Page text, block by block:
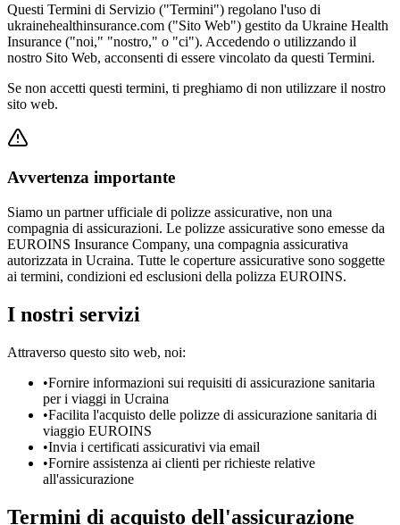
Questi Termini di Servizio ("Termini") regolano l'uso di
ukrainehealthinsurance.com ("Sito Web") gestito da Ukraine Health
Insurance ("noi," "nostro," o "ci"). Accedendo o utilizzando il
nostro Sito Web, acconsenti di essere vincolato da questi Termini.
Se non accetti questi termini, ti preghiamo di non utilizzare il nostro
sito web.
Avvertenza importante
Siamo un partner ufficiale di polizze assicurative, non una
compagnia di assicurazioni. Le polizze assicurative sono emesse da
EUROINS Insurance Company, una compagnia assicurativa
autorizzata in Ucraina. Tutte le coperture assicurative sono soggette
ai termini, condizioni ed esclusioni della polizza EUROINS.
I nostri servizi
Attraverso questo sito web, noi:
•Fornire informazioni sui requisiti di assicurazione sanitaria
per i viaggi in Ucraina
•Facilita l'acquisto delle polizze di assicurazione sanitaria di
viaggio EUROINS
•Invia i certificati assicurativi via email
•Fornire assistenza ai clienti per richieste relative
all'assicurazione
Termini di acquisto dell'assicurazione